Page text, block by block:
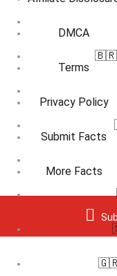
DMCA
Terms
Privacy Policy
Submit Facts
More Facts
🇧🇷
🇬🇷